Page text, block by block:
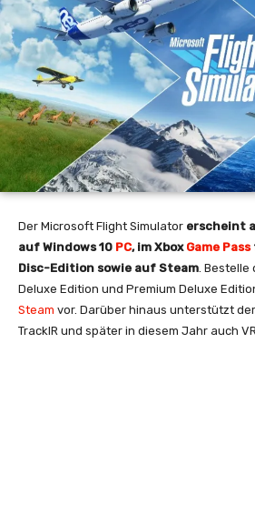
Der Microsoft Flight Simulator erscheint
auf Windows 10 PC, im Xbox Game Pass
Disc-Edition sowie auf Steam .
Deluxe Edition und Premium Deluxe
Steam vor. Darüber hinaus unterstützt
TrackIR und später in diesem Jahr auch VR.